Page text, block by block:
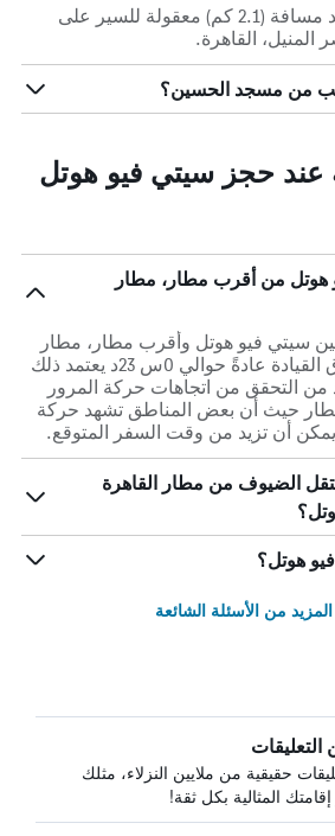
سيتي فيو هوتل على بعد مسافة (2.1 كم) معقولة للسير على
القاهرة.
من مسجد الحسين؟
عند حجز سيتي فيو هوتل
من أقرب مطار، مطار
30.2 كم بين سيتي فيو هوتل وأقرب مطار، مطار
القاهرة الدولي، تستغرق القيادة عادةً حوالي 0س 23د يعتمد ذلك
من التحقق من اتجاهات حركة المرور
حيث أن بعض المناطق تشهد حركة
أن تزيد من وقت السفر المتوقع.
الضيوف من مطار القاهرة
هوتل؟
من الأسئلة الشائعة
التعليقات
حقيقية من ملايين النزلاء، مثلك
المثالية بكل ثقة!